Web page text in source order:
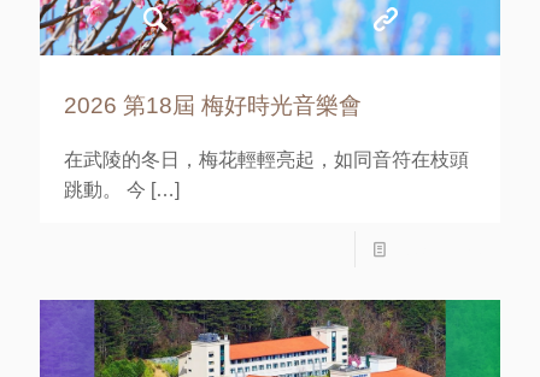
2026 第18屆 梅好時光音樂會
在武陵的冬日，梅花輕輕亮起，如同音符在枝頭
跳動。 今 […]